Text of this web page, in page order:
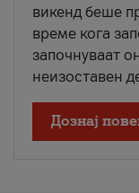
викенд беше
време кога
започнуваат
неизоставен
Дознај